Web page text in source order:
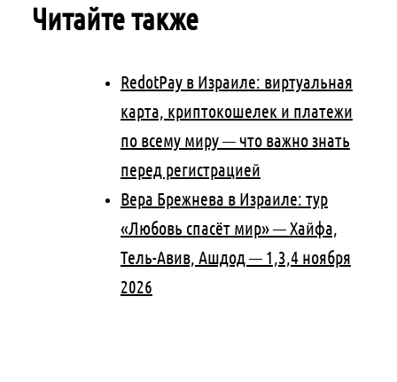
Читайте также
RedotPay в Израиле: виртуальная
карта, криптокошелек и платежи
по всему миру — что важно знать
перед регистрацией
Вера Брежнева в Израиле: тур
«Любовь спасёт мир» — Хайфа,
Тель-Авив, Ашдод — 1,3,4 ноября
2026